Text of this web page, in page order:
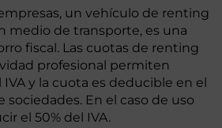
un vehículo de renting
medio de transporte, es una
fiscal. Las cuotas de renting
profesional permiten
y la cuota es deducible en el
sociedades. En el caso de uso
el 50% del IVA.